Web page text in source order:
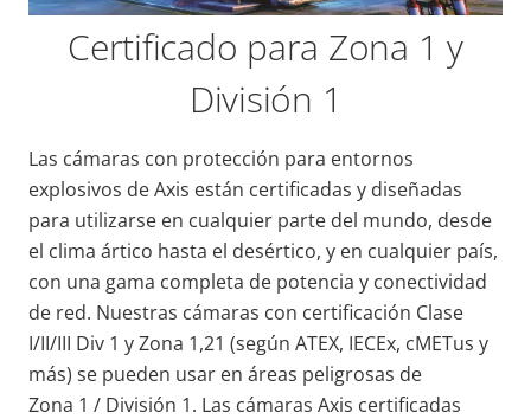
Certificado para Zona 1 y
División 1
Las cámaras con protección para entornos
explosivos de Axis están certificadas y diseñadas
para utilizarse en cualquier parte del mundo, desde
el clima ártico hasta el desértico, y en cualquier país,
con una gama completa de potencia y conectividad
de red. Nuestras cámaras con certificación Clase
I/II/III Div 1 y Zona 1,21 (según ATEX, IECEx, cMETus y
más) se pueden usar en áreas peligrosas de
Zona 1 / División 1. Las cámaras Axis certificadas